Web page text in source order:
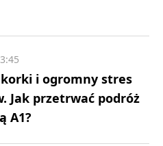
i ogromny stres
Jak przetrwać podróż
A1?